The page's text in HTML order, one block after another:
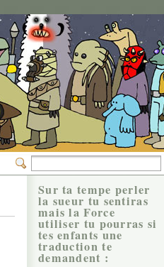
Sur ta tempe perler
la sueur tu sentiras
mais la Force
utiliser tu pourras si
tes enfants une
traduction te
demandent :